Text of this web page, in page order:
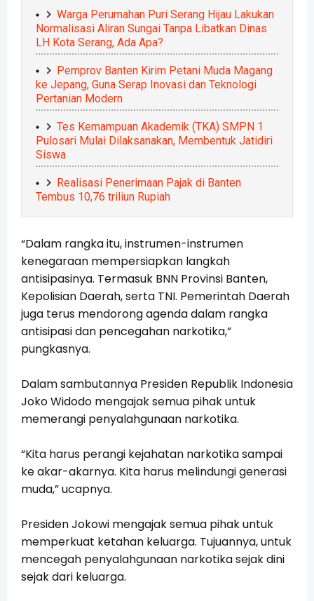
Warga Perumahan Puri Serang Hijau Lakukan
Normalisasi Aliran Sungai Tanpa Libatkan Dinas
LH Kota Serang, Ada Apa?
Pemprov Banten Kirim Petani Muda Magang
ke Jepang, Guna Serap Inovasi dan Teknologi
Pertanian Modern
Tes Kemampuan Akademik (TKA) SMPN 1
Pulosari Mulai Dilaksanakan, Membentuk Jatidiri
Siswa
Realisasi Penerimaan Pajak di Banten
Tembus 10,76 triliun Rupiah
“Dalam rangka itu, instrumen-instrumen
kenegaraan mempersiapkan langkah
antisipasinya. Termasuk BNN Provinsi Banten,
Kepolisian Daerah, serta TNI. Pemerintah Daerah
juga terus mendorong agenda dalam rangka
antisipasi dan pencegahan narkotika,”
pungkasnya.
Dalam sambutannya Presiden Republik Indonesia
Joko Widodo mengajak semua pihak untuk
memerangi penyalahgunaan narkotika.
“Kita harus perangi kejahatan narkotika sampai
ke akar-akarnya. Kita harus melindungi generasi
muda,” ucapnya.
Presiden Jokowi mengajak semua pihak untuk
memperkuat ketahan keluarga. Tujuannya, untuk
mencegah penyalahgunaan narkotika sejak dini
sejak dari keluarga.